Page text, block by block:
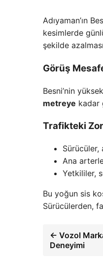
Adıyaman’ın
kesimlerde
şekilde
Görüş
Besni’nin
metreye kadar
Trafikteki
Sürücüler,
Ana
Yetkililer,
Bu yoğun sis
Sürücülerden,
← Vozol
Deneyimi